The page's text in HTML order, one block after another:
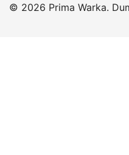
© 2026 Prima Warka.